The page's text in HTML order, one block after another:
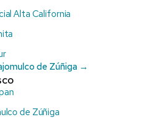
Alta California
de Zúñiga →
de Zúñiga